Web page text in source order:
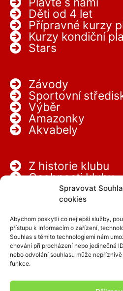
Spravovat
cookies
Abychom poskytli co nejlepší služby,
přístupu k informacím o zařízení,
Souhlas s těmito technologiemi nám
chování při procházení nebo jedinečná
nebo odvolání souhlasu může
funkce.
Děti od 4 let
Přípravné kurzy
Kurzy kondiční
Stars
Závody
Sportovní
Výběr
Amazonky
Akvabely
Z historie klubu
Osobnosti klubu
Partneři
Kariéra